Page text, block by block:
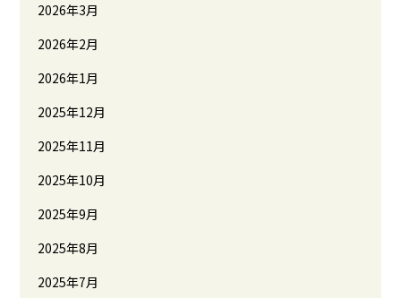
2026年3月
2026年2月
2026年1月
2025年12月
2025年11月
2025年10月
2025年9月
2025年8月
2025年7月